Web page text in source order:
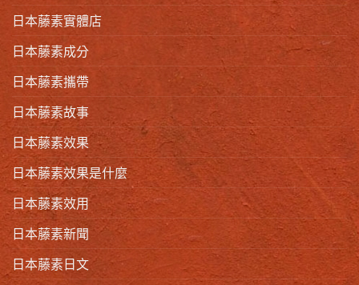
日本藤素實體店
日本藤素成分
日本藤素攜帶
日本藤素故事
日本藤素效果
日本藤素效果是什麼
日本藤素效用
日本藤素新聞
日本藤素日文